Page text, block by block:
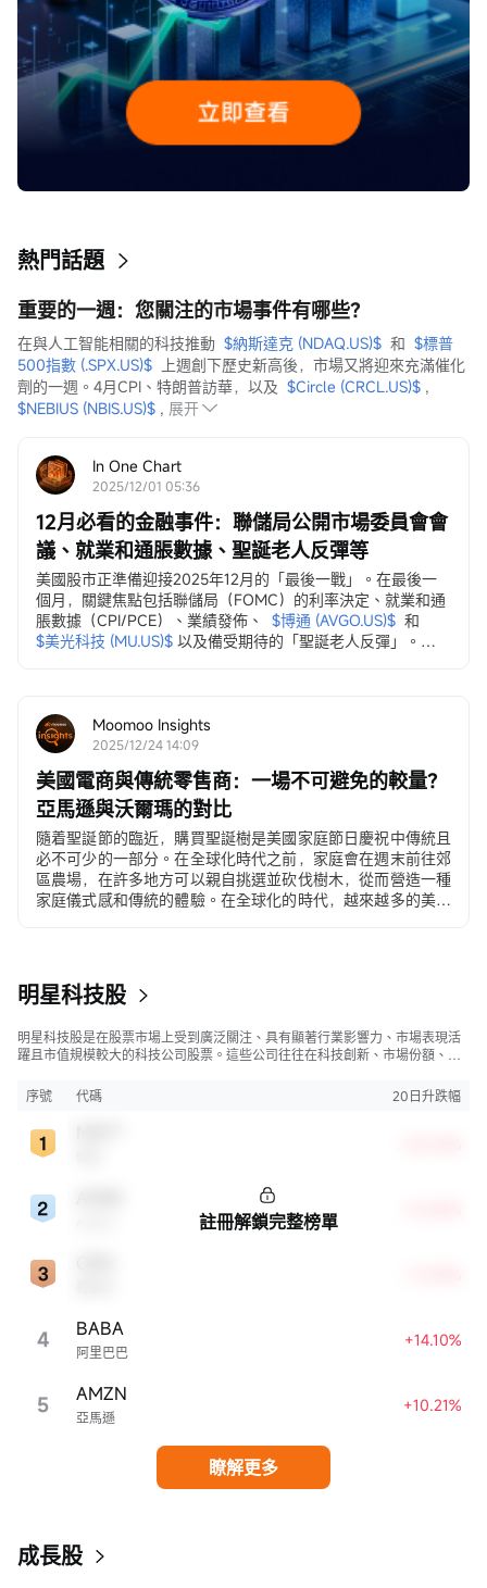
熱門話題
重要的一週：您關注的市場事件有哪些？
在與人工智能相關的科技推動 $納斯達克 (NDAQ.US)$
  和
$標普
500指數 (.SPX.US)$
  上週創下歷史新高後，市場又將迎來充滿催化
劑的一週。4月CPI、特朗普訪華，以及 $Circle (CRCL.US)$
$NEBIUS (NBIS.US)$ , 展开
In One Chart
2025/12/01 05:36
12月必看的金融事件：聯儲局公開市場委員會會
議、就業和通脹數據、聖誕老人反彈等
美國股市正準備迎接2025年12月的「最後一戰」。在最後一
個月，關鍵焦點包括聯儲局（FOMC）的利率決定、就業和通
脹數據（CPI/PCE）、業績發佈、
$博通 (AVGO.US)$ 和
$美光科技 (MU.US)$ 以及備受期待的「聖誕老人反彈」。
Moomoo Insights
2025/12/24 14:09
美國電商與傳統零售商：一場不可避免的較量？
亞馬遜與沃爾瑪的對比
隨着聖誕節的臨近，購買聖誕樹是美國家庭節日慶祝中傳統且
必不可少的一部分。在全球化時代之前，家庭會在週末前往郊
區農場，在許多地方可以親自挑選並砍伐樹木，從而營造一種
家庭儀式感和傳統的體驗。在全球化的時代，越來越多的美國
明星科技股
明星科技股是在股票市場上受到廣泛關注、具有顯著行業影響力、市場表現活
躍且市值規模較大的科技公司股票。這些公司往往在科技創新、市場份額、品
市，特別是科技行業板塊乃至全球經濟具有顯著影響。
序號 代碼 20日升跌幅
4 阿里巴巴
BABA +14.10%
5 亞馬遜
AMZN +10.21%
註冊解鎖完整榜單
瞭解更多
成長股